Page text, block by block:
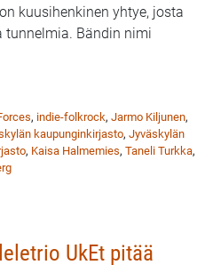
kuusihenkinen yhtye, josta
tunnelmia. Bändin nimi
, indie-folkrock, Jarmo Kiljunen,
kaupunginkirjasto, Jyväskylän
, Kaisa Halmemies, Taneli Turkka,
UkEt pitää